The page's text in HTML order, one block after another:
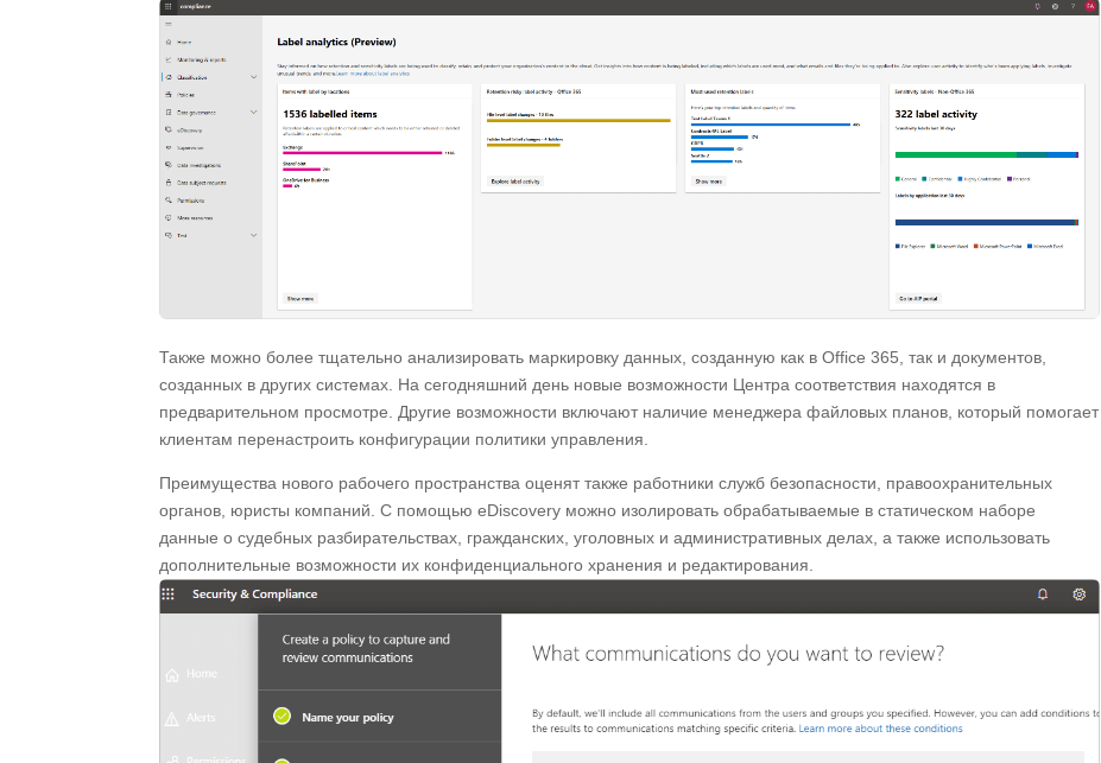
Также можно более тщательно анализировать маркировку данных, созданную как в Office 365, так и документов,
созданных в других системах. На сегодняшний день новые возможности Центра соответствия находятся в
предварительном просмотре. Другие возможности включают наличие менеджера файловых планов, который помогает
клиентам перенастроить конфигурации политики управления.
Преимущества нового рабочего пространства оценят также работники служб безопасности, правоохранительных
органов, юристы компаний. С помощью eDiscovery можно изолировать обрабатываемые в статическом наборе
данные о судебных разбирательствах, гражданских, уголовных и административных делах, а также использовать
дополнительные возможности их конфиденциального хранения и редактирования.